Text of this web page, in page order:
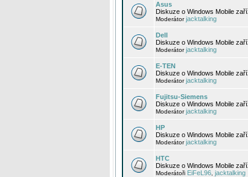
Asus
Diskuze o Windows Mobile
Moderátorjacktalking
Dell
Diskuze o Windows Mobile
Moderátorjacktalking
E-TEN
Diskuze o Windows Mobile
Moderátorjacktalking
Fujitsu-Siemens
Diskuze o Windows Mobile
Moderátorjacktalking
HP
Diskuze o Windows Mobile
Moderátorjacktalking
HTC
Diskuze o Windows Mobile
Moderátoři EiFeL96 jacktalking